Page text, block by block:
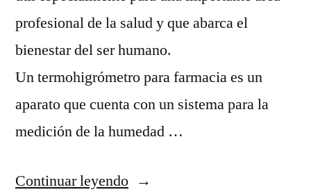
profesional de la salud y que abarca el
bienestar del ser humano.
Un termohigrómetro para farmacia es un
aparato que cuenta con un sistema para la
medición de la humedad …
Continuar leyendo“¿Qué